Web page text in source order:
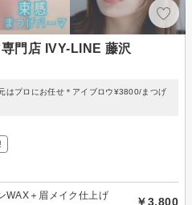
門店 IVY-LINE 藤沢
はプロにお任せ＊アイブロウ¥3800/まつげ
WAX＋眉メイク仕上げ
￥3,800